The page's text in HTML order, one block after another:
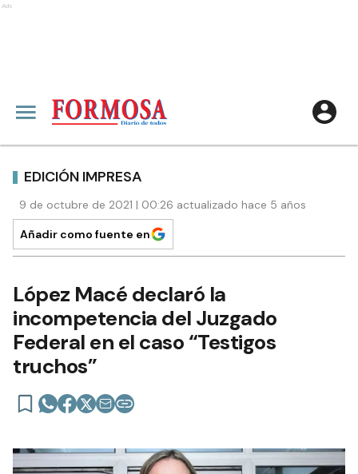
Ads
EDICIÓN IMPRESA
9 de octubre de 2021 | 00:26 actualizado hace 5 años
Añadir como fuente en
López Macé declaró la
incompetencia del Juzgado
Federal en el caso “Testigos
truchos”